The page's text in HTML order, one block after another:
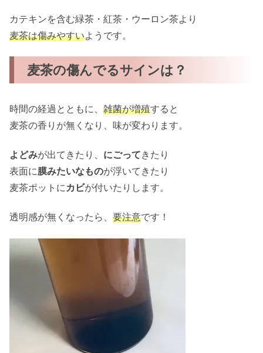
カテキンを含む緑茶・紅茶・ウーロン茶より
麦茶は傷みやすいようです。
麦茶の傷んでるサインは？
時間の経過とともに、 雑菌が増殖すると
麦茶の香りが無くなり、味が変わります。
よどみが出てきたり、 にごってきたり
表面に膜みたいなものが浮いてきたり
麦茶ポットにカビが付いたりします。
透明感が無くなったら、 要注意です！